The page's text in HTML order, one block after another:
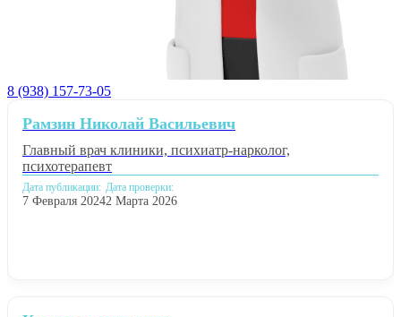
8 (938) 157-73-05
Рамзин Николай Васильевич
Главный врач клиники, психиатр-нарколог,
психотерапевт
Дата публикации:
7 Февраля 2024
Дата проверки:
2 Марта 2026